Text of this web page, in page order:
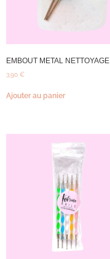
EMBOUT METAL NETTOYAGE
3,90 €
Ajouter au panier